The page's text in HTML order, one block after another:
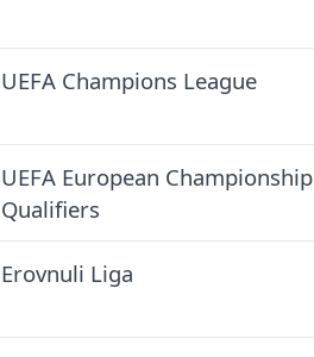
UEFA Champions League
UEFA European Championship
Qualifiers
Erovnuli Liga